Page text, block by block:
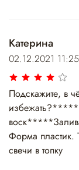
Катерина
02.12.2021 11:25
Подскажите, в
Форма пластик.
свечи в топку